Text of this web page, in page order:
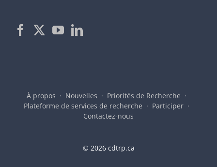
À propos Nouvelles
Priorités de Recherche
Plateforme de services de recherche
Participer
Contactez-nous
© 2026 cdtrp.ca